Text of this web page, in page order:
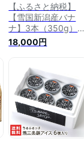
【ふるさと納税】
【雪国新潟産バナ
ナ】3本（350g）濃
厚な甘さともっちり
食感！安心安全の越
【 新潟県 柏崎市 】
18,000円